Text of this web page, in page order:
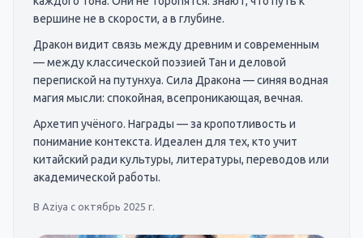
вершине не в скорости, а в глубине.
Дракон видит связь между древним и современным
— между классической поэзией Тан и деловой
перепиской на путунхуа. Сила Дракона — синяя водная
магия мысли: спокойная, всепроникающая, вечная.
Архетип учёного. Награды — за кропотливость и
понимание контекста. Идеален для тех, кто учит
китайский ради культуры, литературы, переводов или
академической работы.
В Aziya с октябрь 2025 г.